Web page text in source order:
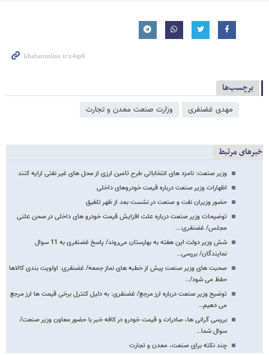
برچسب‌ها
مهدی غضنفری وزارت صنعت معدن و تجارت
خبرهای مرتبط
وزیر صنعت: نامزد های انتخاباتی طرح تامین ارزی از محل های غیر نفتی ارایه کنند
اظهارات وزیر صنعت درباره قیمت‌ خودروهای داخلی
حضور وزیران نفت و صنعت در نشست بعد از ظهر تلفیق
توضیحات وزیر صنعت درباره علت افزایش قیمت خودرو های داخلی در صحن علنی
مجلس/ غضنفری:…
شش وزیر دولت این هفته به بهارستان می‌روند/ پاسخ غضنفری به 11 سوال
نمایندگان/ بررسی…
صحبت های وزیر صنعت پیش از خطبه های نماز جمعه/ غضنفری: اولویت بندی کالاها
حفظ می شود/…
توضیح وزیر صنعت درباره ارز مرجع/ غضنفری: به دلیل کنترل برخی قیمت ها ارز مرجع
می دهیم…
بررسی گرانی ها، صادرات و قیمت خودرو در کافه خبر با حضور معاون وزیر صنعت/
سوال شما…
چند نکته برای صنعت، معدن و تجارت